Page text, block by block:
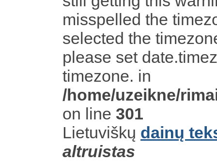
misspelled the
selected the
please set
timezone. in
/home/uzeikne/
on line 301
Lietuviškų dainų
altruistas